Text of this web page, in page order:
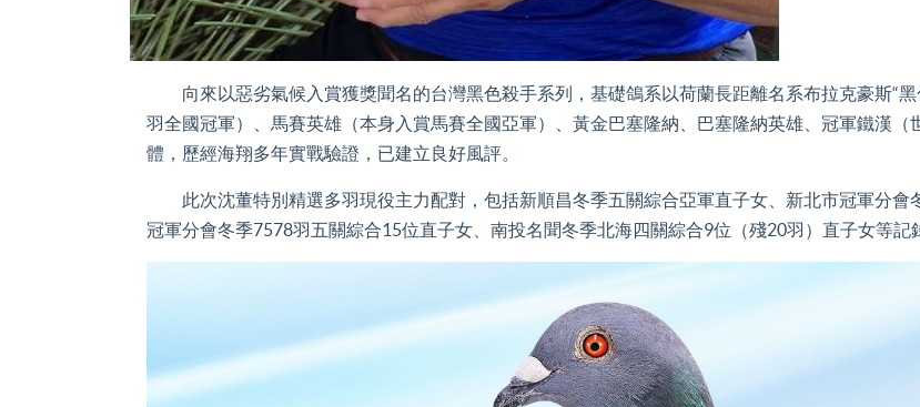
向來以惡劣氣候入賞獲獎聞名的台灣黑色殺手系列，基礎鴿系以荷蘭長距離名系布拉克豪斯“
羽全國冠軍）、馬賽英雄（本身入賞馬賽全國亞軍）、黃金巴塞隆納、巴塞隆納英雄、冠軍鐵漢
體，歷經海翔多年實戰驗證，已建立良好風評。
此次沈董特別精選多羽現役主力配對，包括新順昌冬季五關綜合亞軍直子女、新北市冠軍分會
冠軍分會冬季7578羽五關綜合15位直子女、南投名聞冬季北海四關綜合9位（殘20羽）直子女等記